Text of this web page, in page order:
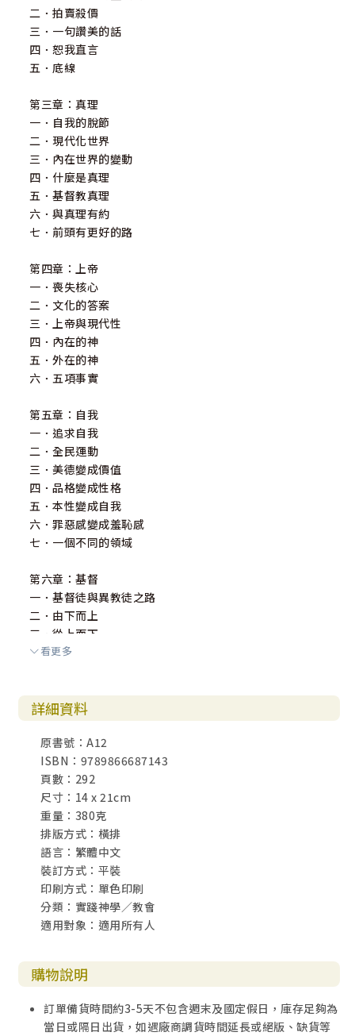
二．拍賣殺價
三．一句讚美的話
四．恕我直言
五．底線
第三章：真理
一．自我的脫節
二．現代化世界
三．內在世界的變動
四．什麼是真理
五．基督教真理
六．與真理有約
七．前頭有更好的路
第四章：上帝
一．喪失核心
二．文化的答案
三．上帝與現代性
四．內在的神
五．外在的神
六．五項事實
第五章：自我
一．追求自我
二．全民運動
三．美德變成價值
四．品格變成性格
五．本性變成自我
六．罪惡感變成羞恥感
七．一個不同的領域
第六章：基督
一．基督徒與異教徒之路
二．由下而上
三．從上而下
二．教會的兩面
三．可靠的標誌
四．進入深處
五．讓上帝成為統管教會的上帝
看更多
詳細資料
原書號：A12
ISBN：9789866687143
頁數：292
尺寸：14 x 21cm
重量：380克
排版方式：橫排
語言：繁體中文
裝訂方式：平裝
印刷方式：單色印刷
分類：實踐神學／教會
適用對象：適用所有人
購物說明
訂單備貨時間約3-5天不包含週末及國定假日，庫存足夠為
當日或隔日出貨，如遇廠商調貨時間延長或絕版、缺貨等